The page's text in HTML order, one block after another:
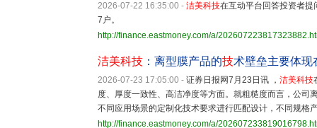
2026-07-22 16:35:00 - 洁美科技在互动平台回答投资者
7户。
http://finance.eastmoney.com/a/
洁美科技 ：离型膜产品的技术壁垒主要体现
2026-07-23 17:05:00 - 证券日报网7月23日讯 ， 洁美科技
度、厚度一致性、高洁净度等方面。就粗糙度而言，公
不同应用场景的定制化技术要求进行匹配设计，不同规格
http://finance.eastmoney.com/a/